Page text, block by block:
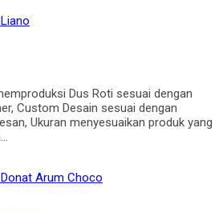
Dus Roti sesuai dengan
Custom Desain sesuai dengan
Ukuran menyesuaikan produk yang